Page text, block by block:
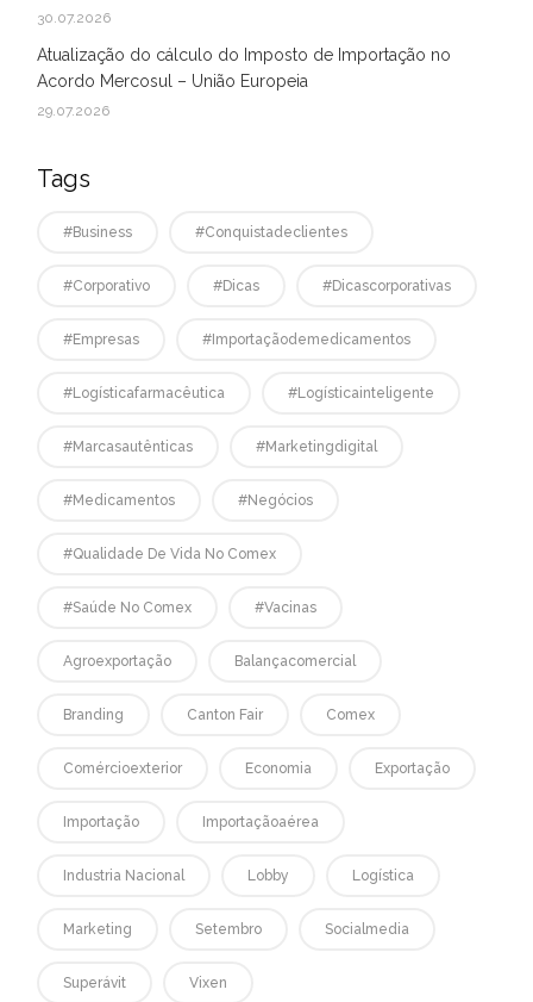
30.07.2026
Atualização do cálculo do Imposto de Importação no
Acordo Mercosul – União Europeia
29.07.2026
Tags
#business #conquistadeclientes
#corporativo #dicas #dicascorporativas
#empresas #Importaçãodemedicamentos
#logísticafarmacêutica #logísticainteligente
#marcasautênticas #marketingdigital
#medicamentos #negócios
#qualidade De Vida No Comex
#saúde No Comex #vacinas
Agroexportação Balançacomercial
Branding Canton Fair Comex
Comércioexterior Economia Exportação
Importação Importaçãoaérea
Industria Nacional Lobby Logística
Marketing Setembro Socialmedia
Superávit Vixen